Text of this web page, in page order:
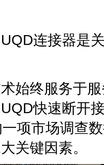
连接器是
始终服务于
快速断开
项市场调查
关键因素。